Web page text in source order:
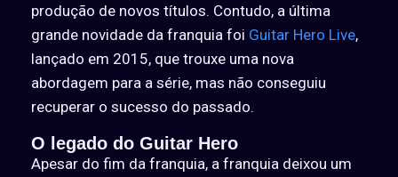
produção de novos títulos. Contudo, a última
grande novidade da franquia foi Guitar Hero Live,
lançado em 2015, que trouxe uma nova
abordagem para a série, mas não conseguiu
recuperar o sucesso do passado.
O legado do Guitar Hero
Apesar do fim da franquia, a franquia deixou um